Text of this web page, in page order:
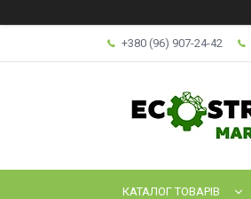
+380 (96) 907-24-42
КАТАЛОГ ТОВАРІВ